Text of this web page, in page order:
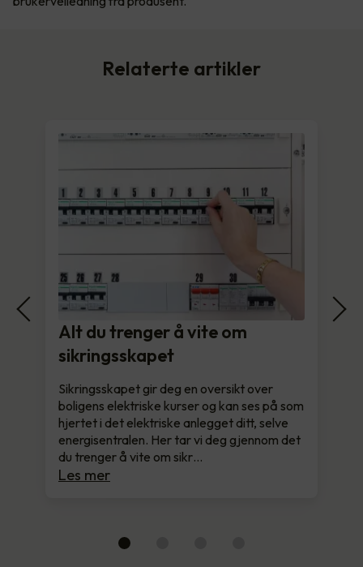
Relaterte artikler
Alt du trenger å vite om
sikringsskapet
Sikringsskapet gir deg en oversikt over
boligens elektriske kurser og kan ses på som
hjertet i det elektriske anlegget ditt, selve
energisentralen. Her tar vi deg gjennom det
du trenger å vite om sikr…
Les mer